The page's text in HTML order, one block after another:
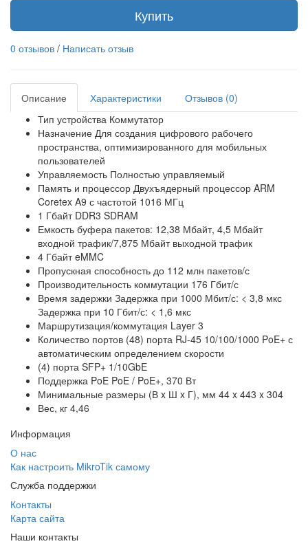
Купить
0 отзывов / Написать отзыв
Описание Характеристики
Отзывов (0)
Тип устройства Коммутатор
Назначение Для создания цифрового рабочего
пространства, оптимизированного для мобильных
пользователей
Управляемость Полностью управляемый
Память и процессор Двухъядерный процессор ARM
Coretex A9 с частотой 1016 МГц
1 Гбайт DDR3 SDRAM
Емкость буфера пакетов: 12,38 Мбайт, 4,5 Мбайт
входной трафик/7,875 Мбайт выходной трафик
4 Гбайт eMMC
Пропускная способность до 112 млн пакетов/с
Производительность коммутации 176 Гбит/с
Время задержки Задержка при 1000 Мбит/с: < 3,8 мкс
Задержка при 10 Гбит/с: < 1,6 мкс
Маршрутизация/коммутация Layer 3
Количество портов (48) порта RJ-45 10/100/1000 PoE+ с
автоматическим определением скорости
(4) порта SFP+ 1/10GbE
Поддержка PoE PoE / PoE+, 370 Вт
Минимальные размеры (В x Ш x Г), мм 44 x 443 x 304
Вес, кг 4,46
Информация
О нас
Как настроить MikroTik самому
Служба поддержки
Контакты
Карта сайта
Наши контакты